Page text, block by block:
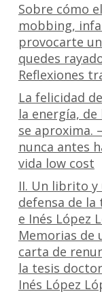
Sobre cómo
mobbing,
provocarte
quedes
Reflexiones
La felicidad
la energía,
se aproxima.
nunca antes
vida low cost
II. Un librito y
defensa de la
e Inés López
Memorias de
carta de
la tesis
Inés López